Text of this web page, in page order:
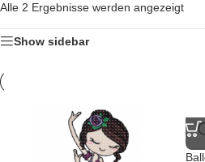
Alle 2 Ergebnisse werden angezeigt
Show sidebar